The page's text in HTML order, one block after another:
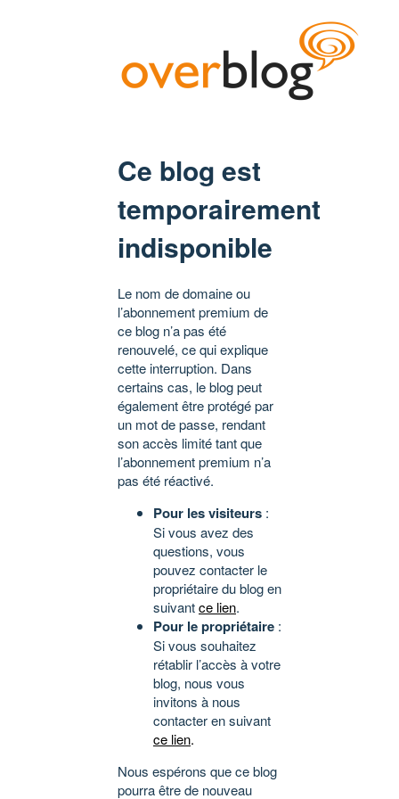
Ce blog est
temporairement
indisponible
Le nom de domaine ou
l’abonnement premium de
ce blog n’a pas été
renouvelé, ce qui explique
cette interruption. Dans
certains cas, le blog peut
également être protégé par
un mot de passe, rendant
son accès limité tant que
l’abonnement premium n’a
pas été réactivé.
Pour les visiteurs :
Si vous avez des
questions, vous
pouvez contacter le
propriétaire du blog en
suivantce lien.
Pour le propriétaire :
Si vous souhaitez
rétablir l’accès à votre
blog, nous vous
invitons à nous
contacter en suivant
ce lien.
Nous espérons que ce blog
pourra être de nouveau